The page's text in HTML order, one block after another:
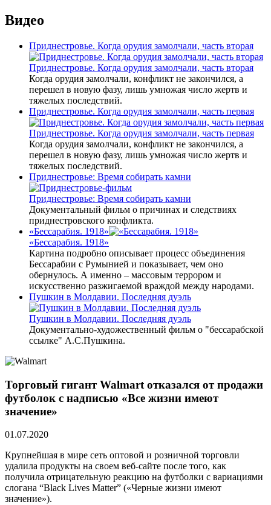
Видео
Приднестровье. Когда орудия замолчали, часть вторая
Приднестровье. Когда орудия замолчали, часть вторая
Когда орудия замолчали, конфликт не закончился, а
перешел в новую фазу, лишь умножая число жертв и
тяжелых последствий.
Приднестровье. Когда орудия замолчали, часть первая
Приднестровье. Когда орудия замолчали, часть первая
Когда орудия замолчали, конфликт не закончился, а
перешел в новую фазу, лишь умножая число жертв и
тяжелых последствий.
Приднестровье: Время собирать камни
Приднестровье: Время собирать камни
Документальный фильм о причинах и следствиях
приднестровского конфликта.
«Бессарабия. 1918»
«Бессарабия. 1918»
Картина подробно описывает процесс объединения
Бессарабии с Румынией и показывает, чем оно
обернулось. А именно – массовым террором и
искусственно разжигаемой враждой между народами.
Пушкин в Молдавии. Последняя дуэль
Пушкин в Молдавии. Последняя дуэль
Документально-художественный фильм о "бессарабской
ссылке" А.С.Пушкина.
Торговый гигант Walmart отказался от продажи
футболок с надписью «Все жизни имеют
значение»
01.07.2020
Крупнейшая в мире сеть оптовой и розничной торговли
удалила продукты на своем веб-сайте после того, как
получила отрицательную реакцию на футболки с вариациями
слогана “Black Lives Matter” («Черные жизни имеют
значение»).